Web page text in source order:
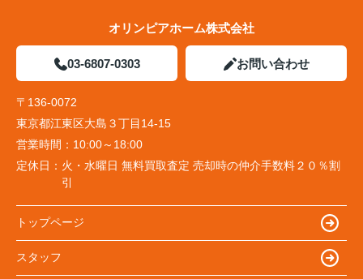
オリンピアホーム株式会社
03-6807-0303 お問い合わせ
〒136-0072
東京都江東区大島３丁目14-15
営業時間： 10:00～18:00
定休日： 火・水曜日 無料買取査定 売却時の仲介手数料２０％割
引
トップページ
スタッフ